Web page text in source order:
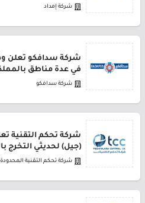
شركة إمداد
شركة سدافكو تعلن
في عدة مناطق
شركة سدافكو
شركة تحكم التقنية
(جيل) لحديثي التخرج
شركة تحكم التقنية المحدودة